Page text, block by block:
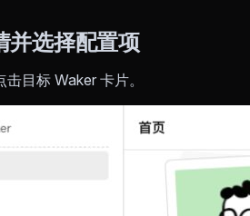
并选择配置项
目标 Waker 卡片。